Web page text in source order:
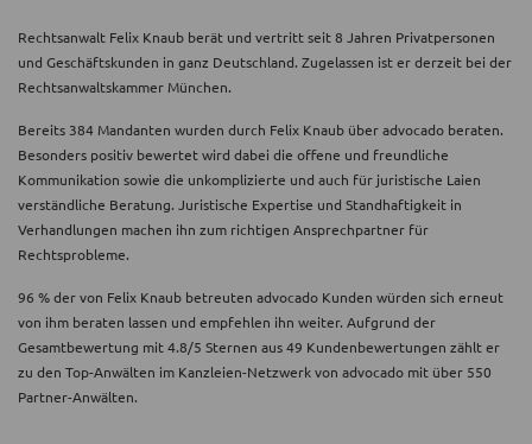
Rechtsanwalt Felix Knaub berät und vertritt seit 8 Jahren Privatpersonen
und Geschäftskunden in ganz Deutschland. Zugelassen ist er derzeit bei der
Rechtsanwaltskammer München.
Bereits 384 Mandanten wurden durch Felix Knaub über advocado beraten.
Besonders positiv bewertet wird dabei die offene und freundliche
Kommunikation sowie die unkomplizierte und auch für juristische Laien
verständliche Beratung. Juristische Expertise und Standhaftigkeit in
Verhandlungen machen ihn zum richtigen Ansprechpartner für
Rechtsprobleme.
96 % der von Felix Knaub betreuten advocado Kunden würden sich erneut
von ihm beraten lassen und empfehlen ihn weiter. Aufgrund der
Gesamtbewertung mit 4.8/5 Sternen aus 49 Kundenbewertungen zählt er
zu den Top-Anwälten im Kanzleien-Netzwerk von advocado mit über 550
Partner-Anwälten.